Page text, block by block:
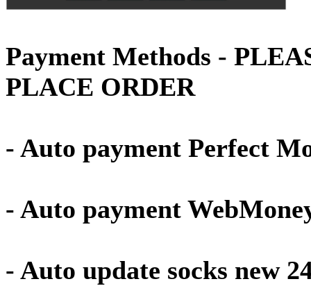
Payment Methods -
PLACE ORDER
- Auto payment Perfect
- Auto payment
- Auto update socks new